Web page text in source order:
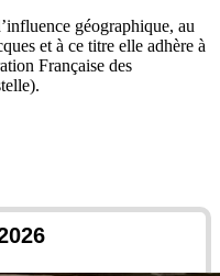
géographique, au
et à ce titre elle adhère à
Française des
).